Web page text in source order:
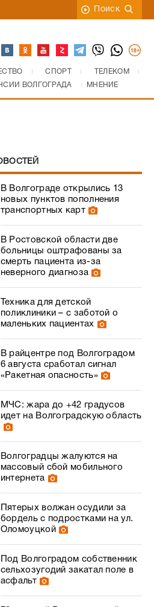
Поиск
СПОРТ
ТЕЛЕКОМ
ВОЛГОГРАДА МНЕНИЕ
В Волгограде открылись 13
новых пунктов пополнения
транспортных карт
В Ростовской области две
больницы оштрафованы за
смерть пациента из-за
неверного диагноза
Техника для детской
поликлиники – с заботой о
маленьких пациентах
В райцентре под Волгоградом
6 августа сработал сигнал
«Ракетная опасность»
МЧС: жара до +42 градусов
идет на Волгоградскую область
Волгоградцы жалуются на
массовый сбой мобильного
интернета
Пятерых волжан осудили за
бордель с подростками на ул.
Оломоуцкой
Под Волгоградом собственник
сельхозугодий закатал поле в
асфальт